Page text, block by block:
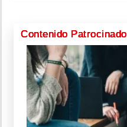
Contenido Patrocinado